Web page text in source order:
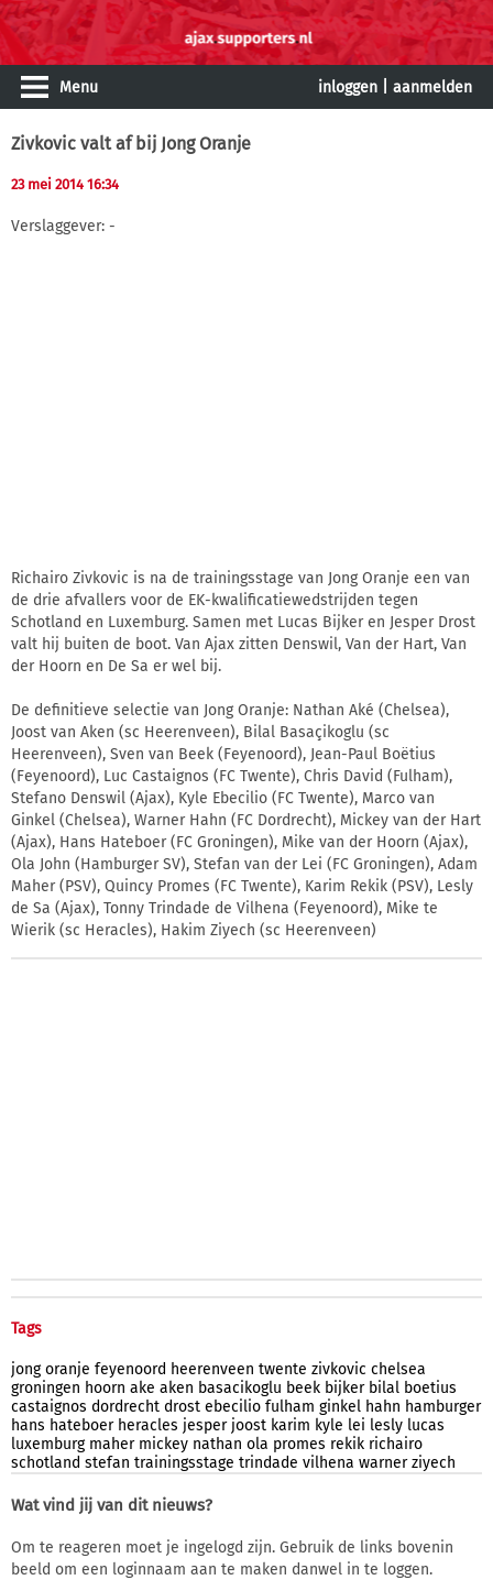
Menu inloggen aanmelden
Zivkovic valt af bij Jong Oranje
23 mei 2014 16:34
Verslaggever: -
Richairo Zivkovic is na de trainingsstage van Jong Oranje een van
de drie afvallers voor de EK-kwalificatiewedstrijden tegen
Schotland en Luxemburg. Samen met Lucas Bijker en Jesper Drost
valt hij buiten de boot. Van Ajax zitten Denswil, Van der Hart, Van
der Hoorn en De Sa er wel bij.
De definitieve selectie van Jong Oranje: Nathan Aké (Chelsea),
Joost van Aken (sc Heerenveen), Bilal Basaçikoglu (sc
Heerenveen), Sven van Beek (Feyenoord), Jean-Paul Boëtius
(Feyenoord), Luc Castaignos (FC Twente), Chris David (Fulham),
Stefano Denswil (Ajax), Kyle Ebecilio (FC Twente), Marco van
Ginkel (Chelsea), Warner Hahn (FC Dordrecht), Mickey van der Hart
(Ajax), Hans Hateboer (FC Groningen), Mike van der Hoorn (Ajax),
Ola John (Hamburger SV), Stefan van der Lei (FC Groningen), Adam
Maher (PSV), Quincy Promes (FC Twente), Karim Rekik (PSV), Lesly
de Sa (Ajax), Tonny Trindade de Vilhena (Feyenoord), Mike te
Wierik (sc Heracles), Hakim Ziyech (sc Heerenveen)
Tags
jong oranje feyenoord heerenveen twente zivkovic chelsea
groningen hoorn ake aken basacikoglu beek bijker bilal boetius
castaignos dordrecht drost ebecilio fulham ginkel hahn hamburger
hans hateboer heracles jesper joost karim kyle lei lesly lucas
luxemburg maher mickey nathan ola promes rekik richairo
schotland stefan trainingsstage trindade vilhena warner ziyech
Wat vind jij van dit nieuws?
Om te reageren moet je ingelogd zijn. Gebruik de links bovenin
beeld om een loginnaam aan te maken danwel in te loggen.